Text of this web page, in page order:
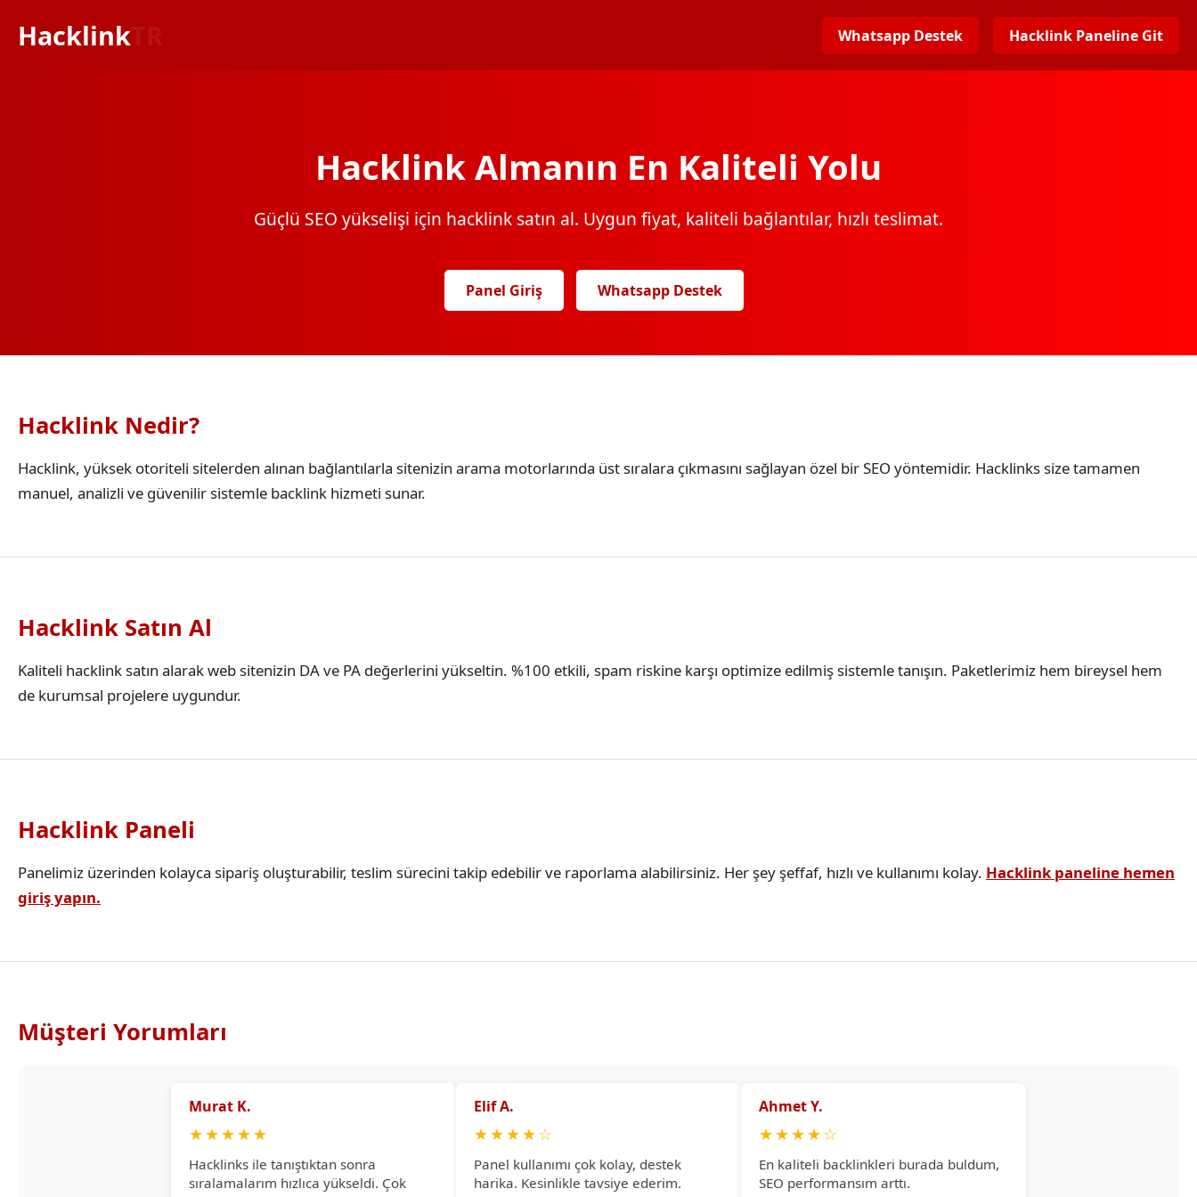
Hacklink Whatsapp Destek Hacklink Paneline Git
Hacklink Almanın En Kaliteli Yolu
Güçlü SEO yükselişi için hacklink satın al. Uygun fiyat, kaliteli bağlantılar, hızlı teslimat.
Panel Giriş Whatsapp Destek
Hacklink Nedir?
Hacklink, yüksek otoriteli sitelerden alınan bağlantılarla sitenizin arama motorlarında üst sıralara çıkmasını sağlayan özel bir SEO yöntemidir. Hacklinks size tamamen
manuel, analizli ve güvenilir sistemle backlink hizmeti sunar.
Hacklink Satın Al
Kaliteli hacklink satın alarak web sitenizin DA ve PA değerlerini yükseltin. %100 etkili, spam riskine karşı optimize edilmiş sistemle tanışın. Paketlerimiz hem bireysel hem
de kurumsal projelere uygundur.
Hacklink Paneli
Panelimiz üzerinden kolayca sipariş oluşturabilir, teslim sürecini takip edebilir ve raporlama alabilirsiniz. Her şey şeffaf, hızlı ve kullanımı kolay. Hacklink paneline hemen
giriş yapın.
Müşteri Yorumları
Murat K.
★★★★★
Hacklinks ile tanıştıktan sonra
sıralamalarım hızlıca yükseldi. Çok
Elif A.
★★★★☆
Panel kullanımı çok kolay, destek
harika. Kesinlikle tavsiye ederim.
Ahmet Y.
★★★★☆
En kaliteli backlinkleri burada buldum,
SEO performansım arttı.